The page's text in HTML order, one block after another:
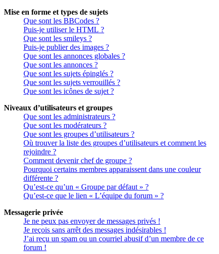
Mise en forme et types de sujets
Que sont les BBCodes ?
Puis-je utiliser le HTML ?
Que sont les smileys ?
Puis-je publier des images ?
Que sont les annonces globales ?
Que sont les annonces ?
Que sont les sujets épinglés ?
Que sont les sujets verrouillés ?
Que sont les icônes de sujet ?
Niveaux d’utilisateurs et groupes
Que sont les administrateurs ?
Que sont les modérateurs ?
Que sont les groupes d’utilisateurs ?
Où trouver la liste des groupes d’utilisateurs et comment les
rejoindre ?
Comment devenir chef de groupe ?
Pourquoi certains membres apparaissent dans une couleur
différente ?
Qu’est-ce qu’un « Groupe par défaut » ?
Qu’est-ce que le lien « L’équipe du forum » ?
Messagerie privée
Je ne peux pas envoyer de messages privés !
Je reçois sans arrêt des messages indésirables !
J’ai reçu un spam ou un courriel abusif d’un membre de ce
forum !